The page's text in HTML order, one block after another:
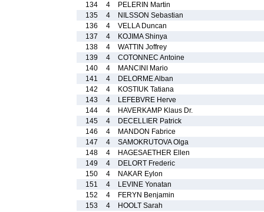
134
4
PELERIN Martin
135
4
NILSSON Sebastian
136
4
VELLA Duncan
137
4
KOJIMA Shinya
138
4
WATTIN Joffrey
139
4
COTONNEC Antoine
140
4
MANCINI Mario
141
4
DELORME Alban
142
4
KOSTIUK Tatiana
143
4
LEFEBVRE Herve
144
4
HAVERKAMP Klaus Dr.
145
4
DECELLIER Patrick
146
4
MANDON Fabrice
147
4
SAMOKRUTOVA Olga
148
4
HAGESAETHER Ellen
149
4
DELORT Frederic
150
4
NAKAR Eylon
151
4
LEVINE Yonatan
152
4
FERYN Benjamin
153
4 HOOLT Sarah